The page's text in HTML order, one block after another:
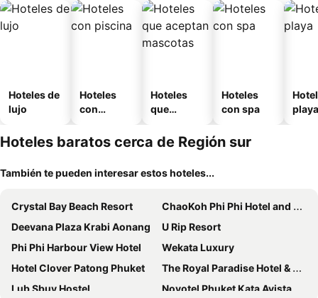
Hoteles de
lujo
Hoteles
con
Hoteles
que
mascotas
Hoteles
con spa
playa
Hoteles baratos cerca de Región sur
También te pueden interesar estos hoteles...
Crystal Bay Beach Resort
ChaoKoh Phi Phi Hotel and Resort- SHA Extra Plus
Deevana Plaza Krabi Aonang
U Rip Resort
Phi Phi Harbour View Hotel
Wekata Luxury
Hotel Clover Patong Phuket
The Royal Paradise Hotel & Spa
Lub Sbuy Hostel
Novotel Phuket Kata Avista Resort & Spa